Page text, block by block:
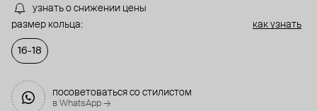
узнать о снижении цены
размер кольца:
как узнать
16-18
посоветоваться со стилистом
в WhatsApp →